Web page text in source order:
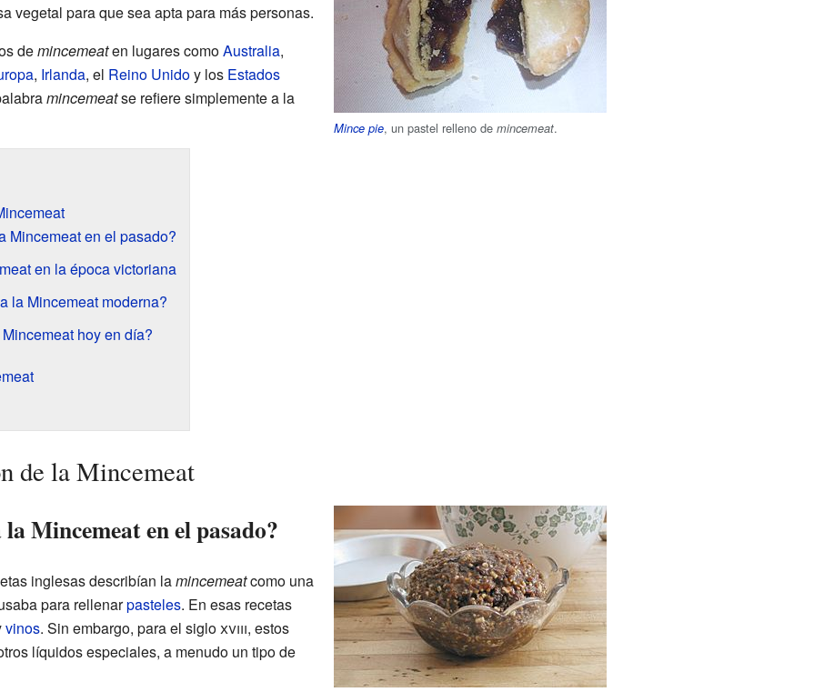
Mince pie, un pastel relleno demincemeat.
vegetal para que sea apta para más personas.
demincemeaten lugares comoAustralia,
, Irlanda, el Reino Unidoy los Estados
mincemeatse refiere simplemente a la
Mincemeat en el pasado?
en la época victoriana
la Mincemeat moderna?
hoy en día?
de la Mincemeat
Mincemeat en el pasado?
inglesas describían lamincemeatcomo una
para rellenarpasteles. En esas recetas
vinos. Sin embargo, para el sigloxviii, estos
líquidos especiales, a menudo un tipo de